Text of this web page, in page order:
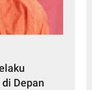
Depan